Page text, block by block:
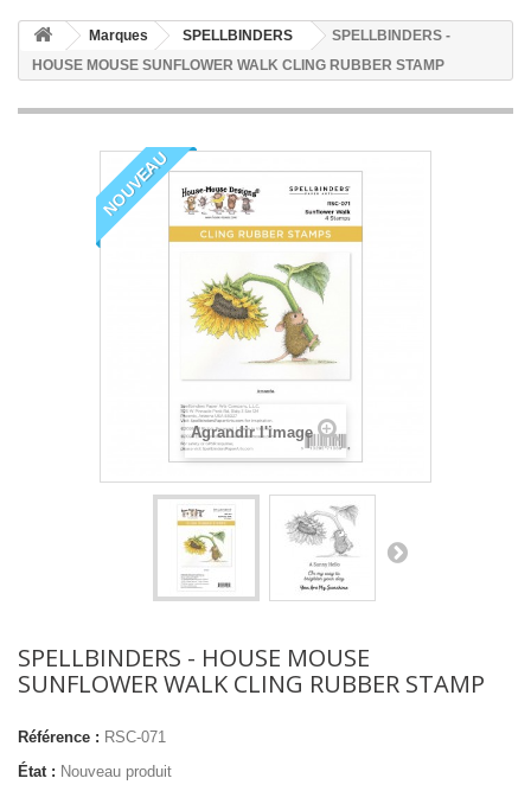
Marques SPELLBINDERS
SPELLBINDERS -
HOUSE MOUSE SUNFLOWER WALK CLING RUBBER STAMP
NOUVEAU
Agrandir l'image
SPELLBINDERS - HOUSE MOUSE
SUNFLOWER WALK CLING RUBBER STAMP
Référence : RSC-071
État : Nouveau produit